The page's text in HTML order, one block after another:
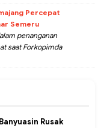
Percepat
Semeru
penanganan
saat Forkopimda
Rusak